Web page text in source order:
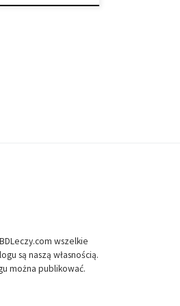
wszelkie
są naszą własnością.
można publikować.